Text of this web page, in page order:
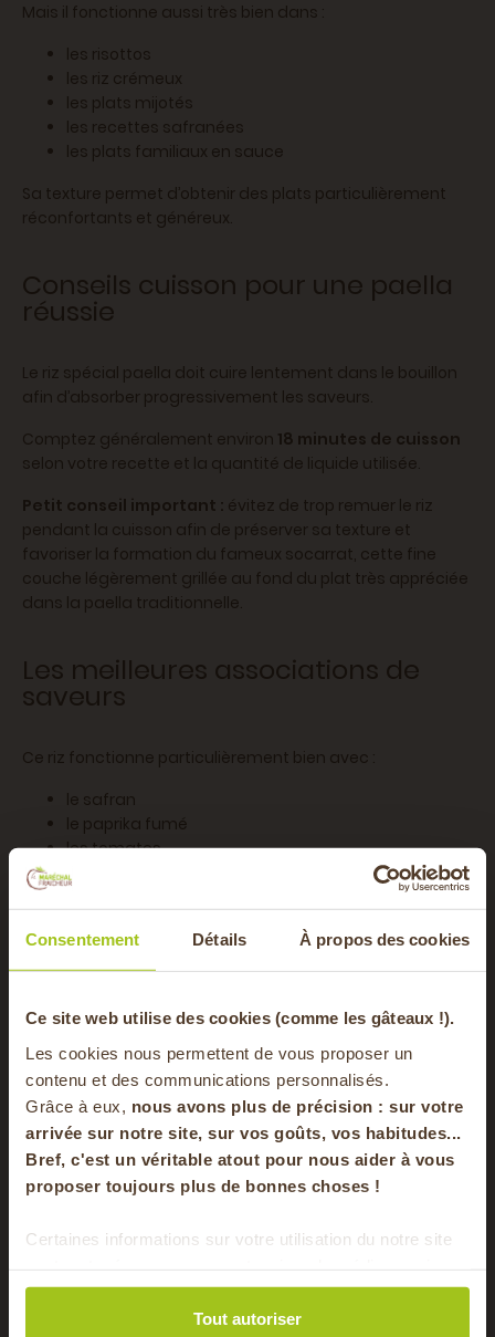
Consentement Détails À propos des cookies
Ce site web utilise des cookies (comme les gâteaux !).
Les cookies nous permettent de vous proposer un
contenu et des communications personnalisés.
Grâce à eux, nous avons plus de précision : sur votre
arrivée sur notre site, sur vos goûts, vos habitudes...
Bref, c'est un véritable atout pour nous aider à vous
proposer toujours plus de bonnes choses !
Certaines informations sur votre utilisation du notre site
de publicité et d'analyse. Ces données peuvent être
combinées avec d'autres informations que vous leur
Tout autoriser
Mais il fonctionne aussi très bien dans :
les risottos
les riz crémeux
les plats mijotés
les recettes safranées
les plats familiaux en sauce
Sa texture permet d’obtenir des plats particulièrement
réconfortants et généreux.
Conseils cuisson pour une paella
réussie
Le riz spécial paella doit cuire lentement dans le bouillon
afin d’absorber progressivement les saveurs.
Comptez généralement environ 18 minutes de cuisson
selon votre recette et la quantité de liquide utilisée.
Petit conseil important : évitez de trop remuer le riz
pendant la cuisson afin de préserver sa texture et
favoriser la formation du fameux socarrat, cette fine
couche légèrement grillée au fond du plat très appréciée
dans la paella traditionnelle.
Les meilleures associations de
saveurs
Ce riz fonctionne particulièrement bien avec :
le safran
le paprika fumé
les tomates
les poivrons
le poulet
le chorizo
permet d’obtenir des plats encore plus parfumés.
Comment conserver votre riz ?
Conservez votre riz dans un endroit sec, frais et à l’abri de
Valeurs nutritionnelles moyennes pour 100 gr de produit
-20% offerts sur
votre panier
en vous inscrivant à notre newsletter
Pour faire le plein chaque semaine de bons
produits locaux & de saison !